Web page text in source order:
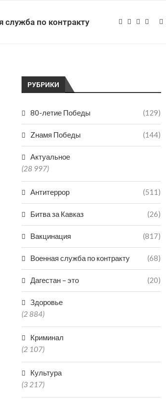
служба по контракту
РУБРИКИ
80-летие Победы (129)
Zнамя Победы (144)
Актуальное
(28 997)
Антитеррор (511)
Битва за Кавказ (26)
Вакцинация (817)
Военная служба по контракту (68)
Дагестан – это (20)
Здоровье
(2 884)
Криминал
(2 107)
Культура
(3 217)